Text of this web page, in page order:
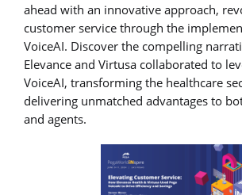
ahead with an innovative approach,
customer service through the
VoiceAI. Discover the compelling
Elevance and Virtusa collaborated to
VoiceAI, transforming the healthcare
delivering unmatched advantages to
and agents.